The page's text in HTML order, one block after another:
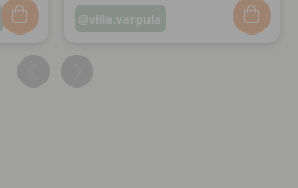
Inlägg
villa.varpula